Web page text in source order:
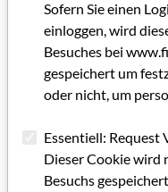
Sofern Sie einen
einloggen, wird
Besuches bei
gespeichert um
oder nicht, um
Essentiell: Request
Dieser Cookie wird
Besuchs